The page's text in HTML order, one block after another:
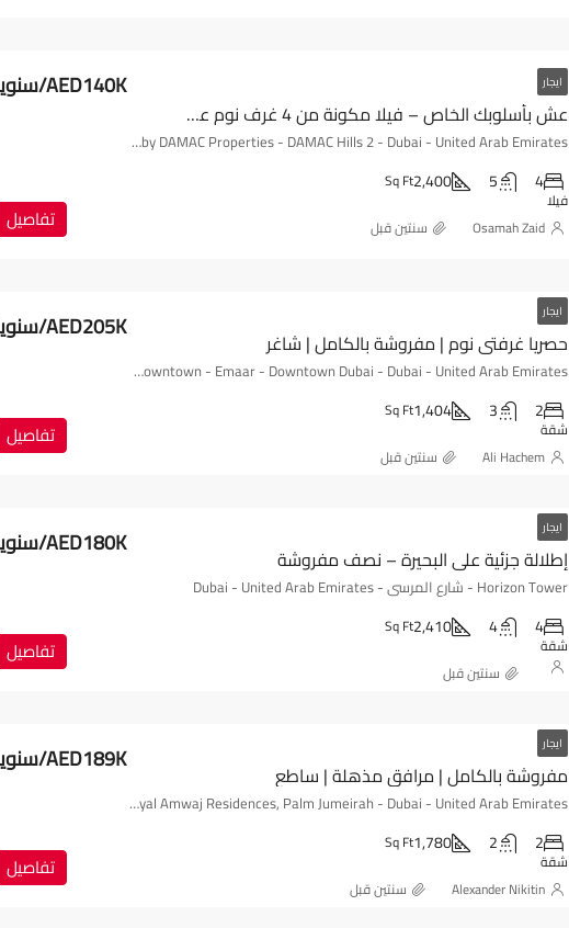
ايجار
عش بأسلوبك الخاص – فيلا مكونة من 4 غرف نوم على أرض زاوية
AED140K/سنويا
AKOYA Oxygen by DAMAC Properties - DAMAC Hills 2 - Dubai - United Arab Emirates
4
5
2,400
Sq Ft
فيلا
تفاصيل Osamah Zaid ‏سنتين قبل
ايجار
حصريا غرفتي نوم | مفروشة بالكامل | شاغر AED205K/سنويا
BLVD Heights - Downtown - Emaar - Downtown Dubai - Dubai - United Arab Emirates
2
3
1,404
Sq Ft
شقة تفاصيل
Ali Hachem ‏سنتين قبل
ايجار
إطلالة جزئية على البحيرة – نصف مفروشة AED180K/سنويا
Horizon Tower - شارع المرسى - Dubai - United Arab Emirates
4
4
2,410
Sq Ft
شقة تفاصيل
‏سنتين قبل
ايجار
مفروشة بالكامل | مرافق مذهلة | ساطع AED189K/سنويا
Royal Amwaj Residences, Palm Jumeirah - Dubai - United Arab Emirates
2
2
1,780
Sq Ft
شقة تفاصيل
Alexander Nikitin ‏سنتين قبل